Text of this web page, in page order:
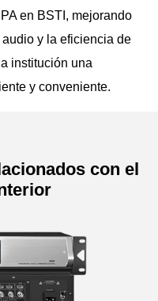
en BSTI, mejorando
y la eficiencia de
institución una
y conveniente.
con el